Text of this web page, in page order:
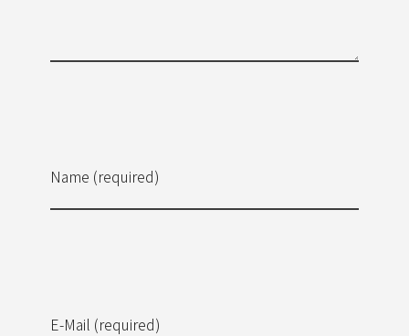
Name (required)
E-Mail (required)